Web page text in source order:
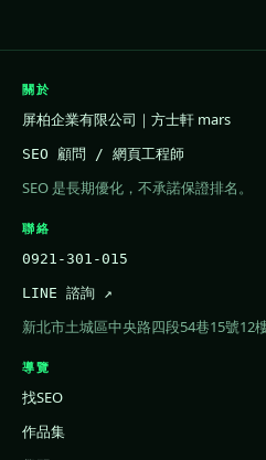
關於
屏柏企業有限公司｜方士軒 mars
SEO 顧問 / 網頁工程師
SEO 是長期優化，不承諾保證排名。
聯絡
0921-301-015
LINE 諮詢 ↗
新北市土城區中央路四段54巷15號12
導覽
找SEO
作品集